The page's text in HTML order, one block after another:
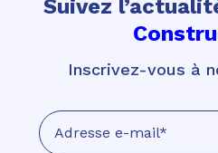
Suivez
Inscrivez-vous à